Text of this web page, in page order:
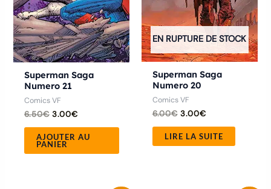
Superman Saga
Numero 21
Comics VF
6.50€ 3.00€
AJOUTER AU
PANIER
EN RUPTURE DE STOCK
Superman Saga
Numero 20
Comics VF
6.00€ 3.00€
LIRE LA SUITE